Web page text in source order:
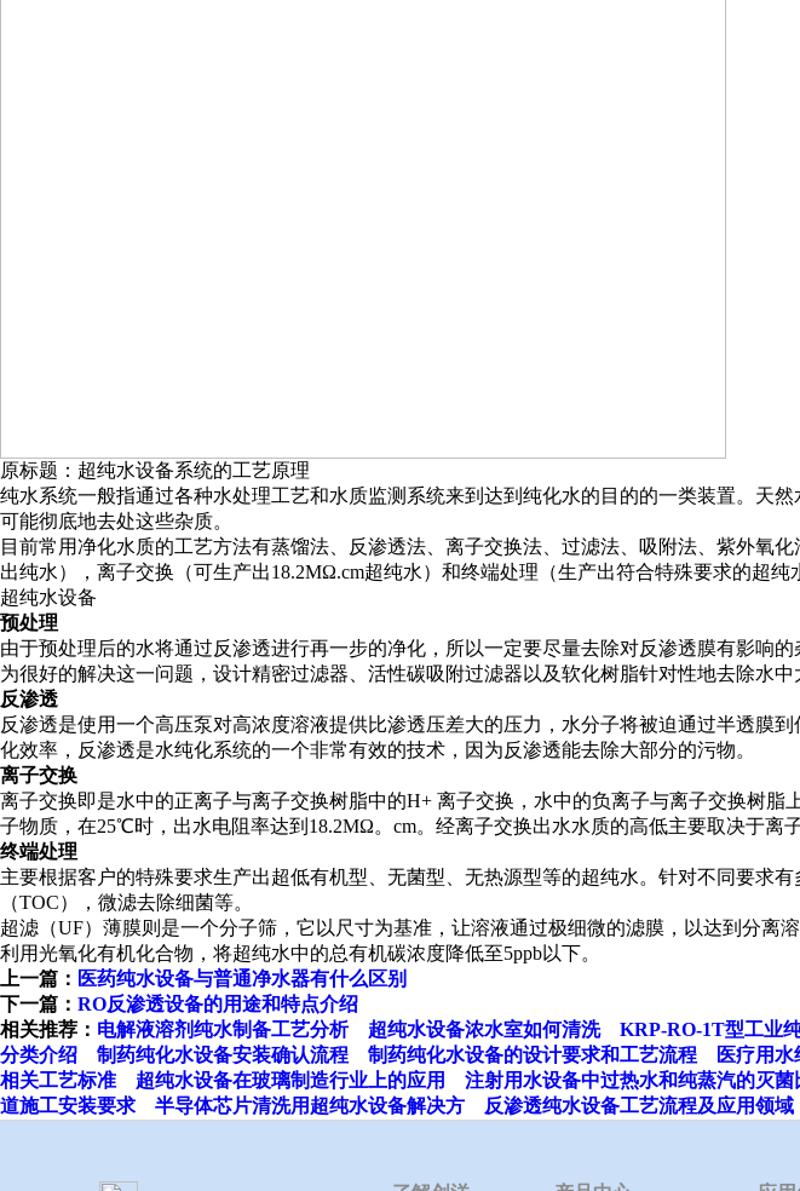
原标题：超纯水设备系统的工艺原理
纯水系统一般指通过各种水处理工艺和水质监测系统来到达到纯化水的目的的一类装置。天
可能彻底地去处这些杂质。
目前常用净化水质的工艺方法有蒸馏法、反渗透法、离子交换法、过滤法、吸附法、紫外氧
出纯水），离子交换（可生产出18.2MΩ.cm超纯水）和终端处理（生产出符合特殊要求的超纯
超纯水设备
预处理
由于预处理后的水将通过反渗透进行再一步的净化，所以一定要尽量去除对反渗透膜有影响
为很好的解决这一问题，设计精密过滤器、活性碳吸附过滤器以及软化树脂针对性地去除水
反渗透
反渗透是使用一个高压泵对高浓度溶液提供比渗透压差大的压力，水分子将被迫通过半透膜
化效率，反渗透是水纯化系统的一个非常有效的技术，因为反渗透能去除大部分的污物。
离子交换
离子交换即是水中的正离子与离子交换树脂中的H+ 离子交换，水中的负离子与离子交换树
子物质，在25℃时，出水电阻率达到18.2MΩ。cm。经离子交换出水水质的高低主要取决于离
终端处理
主要根据客户的特殊要求生产出超低有机型、无菌型、无热源型等的超纯水。针对不同要求
（TOC），微滤去除细菌等。
超滤（UF）薄膜则是一个分子筛，它以尺寸为基准，让溶液通过极细微的滤膜，以达到分
利用光氧化有机化合物，将超纯水中的总有机碳浓度降低至5ppb以下。
上一篇： 医药纯水设备与普通净水器有什么区别
下一篇： RO反渗透设备的用途和特点介绍
相关推荐： 电解液溶剂纯水制备工艺分析 超纯水设备浓水室如何清洗 KRP-RO-1T型工业
分类介绍
制药纯化水设备安装确认流程 制药纯化水设备的设计要求和工艺流程 医疗用
相关工艺标准
超纯水设备在玻璃制造行业上的应用 注射用水设备中过热水和纯蒸汽的灭菌
道施工安装要求
半导体芯片清洗用超纯水设备解决方 反渗透纯水设备工艺流程及应用领域